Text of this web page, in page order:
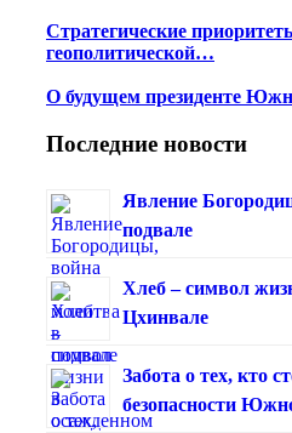
Стратегические
геополитической…
О будущем президенте
Последние новости
Явление
подвале
Хлеб – символ
Цхинвале
Забота о тех, кто
безопасности